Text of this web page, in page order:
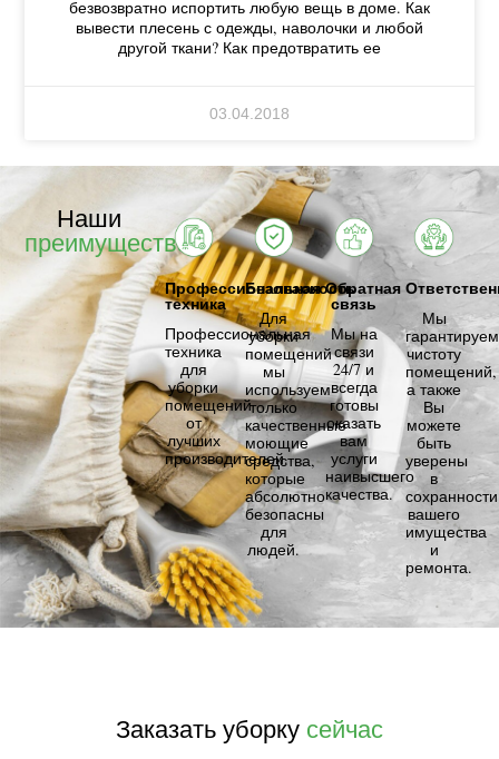
безвозвратно испортить любую вещь в доме. Как
вывести плесень с одежды, наволочки и любой
другой ткани? Как предотвратить ее
03.04.2018
Наши
преимущества
Профессиональная
техника
Профессиональная
техника
для
уборки
помещений
от
лучших
производителей.
Безопасность
Для
уборки
помещений
мы
используем
только
качественные
моющие
средства,
которые
абсолютно
безопасны
для
людей.
Обратная
связь
Мы на
связи
24/7 и
всегда
готовы
оказать
вам
услуги
наивысшего
качества.
Мы
гарантируем
чистоту
помещений,
а также
Вы
можете
быть
уверены
в
сохранности
вашего
имущества
и
ремонта.
Заказать уборку сейчас